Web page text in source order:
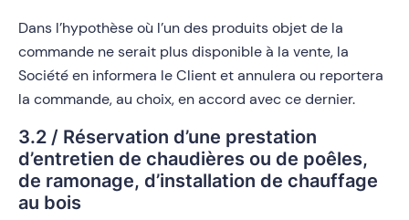
Dans l’hypothèse où l’un des produits objet de la
commande ne serait plus disponible à la vente, la
Société en informera le Client et annulera ou reportera
la commande, au choix, en accord avec ce dernier.
3.2 / Réservation d’une prestation
d’entretien de chaudières ou de poêles,
de ramonage, d’installation de chauffage
au bois